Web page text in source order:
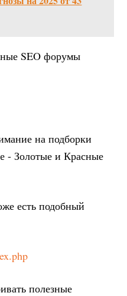
SEO форумы
на подборки
- Золотые и Красные
есть подобный
полезные